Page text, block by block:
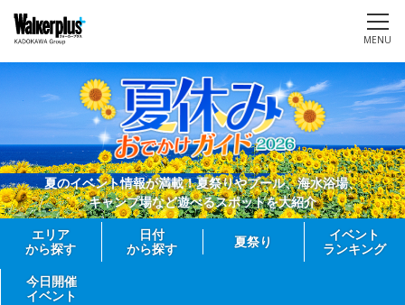
MENU
夏のイベント情報が満載！夏祭りやプール、海水浴場、
キャンプ場など遊べるスポットを大紹介
エリア
から探す
日付
から探す
夏祭り
イベント
ランキング
今日開催
イベント